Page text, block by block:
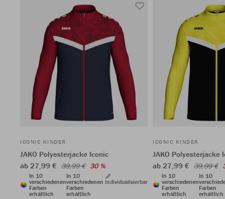
ICONIC KINDER
JAKO Polyesterjacke Iconic
ab 27,99 € 39,99 € 30 %
In 10
verschiedenen
Farben
erhältlich
In 10
verschiedenen
Farben
erhältlich
Individualisierbar
ICONIC KINDER
JAKO Polyesterjacke
ab 27,99 € 39,99 €
In 10
verschiedenen
Farben
erhältlich
In 10
Farben
erhältlich